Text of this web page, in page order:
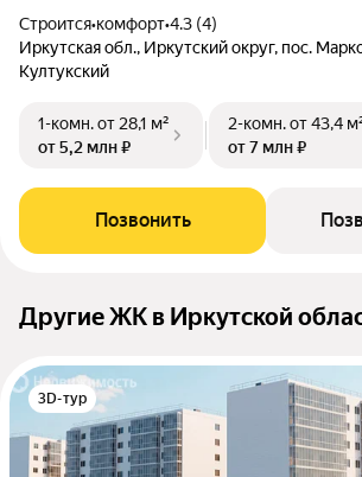
Строится•комфорт•4.3 (4)
Иркутская обл., Иркутский округ, пос.
Култукский
1-комн.от 28,1 м²
от 5,2 млн ₽
2-комн.от 43,4
от 7 млн ₽
Позвонить
Другие ЖК в Иркутской
3D-тур